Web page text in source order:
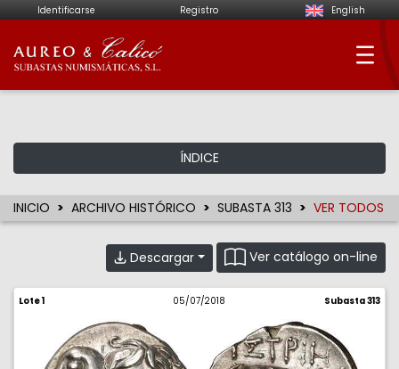
Identificarse Registro English
Aureo & Calicó -
ÍNDICE
INICIO ARCHIVO HISTÓRICO SUBASTA 313 VER TODOS
Descargar Ver catálogo on-line
Lote 1 05/07/2018 Subasta 313